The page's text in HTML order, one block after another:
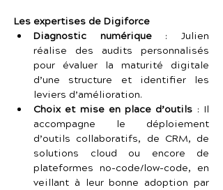
Les expertises de Digiforce
Diagnostic numérique : Julien
réalise des audits personnalisés
pour évaluer la maturité digitale
d’une structure et identifier les
leviers d’amélioration.
Choix et mise en place d’outils : Il
accompagne le déploiement
d’outils collaboratifs, de CRM, de
solutions cloud ou encore de
plateformes no-code/low-code, en
veillant à leur bonne adoption par